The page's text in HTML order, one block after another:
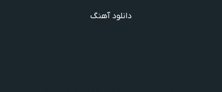
دانلود آهنگ